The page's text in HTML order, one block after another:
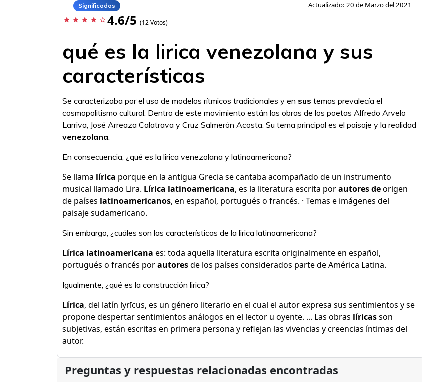
Significados Actualizado: 20 de Marzo del 2021
star star star star star_border 4.6/5 (12 Votos)
qué es la lirica venezolana y sus
características
Se caracterizaba por el uso de modelos rítmicos tradicionales y en sus temas prevalecía el
cosmopolitismo cultural. Dentro de este movimiento están las obras de los poetas Alfredo Arvelo
Larriva, José Arreaza Calatrava y Cruz Salmerón Acosta. Su tema principal es el paisaje y la realidad
venezolana.
En consecuencia, ¿qué es la lirica venezolana y latinoamericana?
Se llama lírica porque en la antigua Grecia se cantaba acompañado de un instrumento
musical llamado Lira. Lírica latinoamericana, es la literatura escrita porautores deorigen
de países latinoamericanos, en español, portugués o francés. · Temas e imágenes del
paisaje sudamericano.
Sin embargo, ¿cuáles son las características de la lirica latinoamericana?
Lírica latinoamericana es: toda aquella literatura escrita originalmente en español,
portugués o francés porautoresde los países considerados parte de América Latina.
Igualmente, ¿qué es la construcción lirica?
Lírica, del latín lyrĭcus, es un género literario en el cual el autor expresa sus sentimientos y se
propone despertar sentimientos análogos en el lector u oyente. ... Las obras líricasson
subjetivas, están escritas en primera persona y reflejan las vivencias y creencias íntimas del
autor.
Preguntas y respuestas relacionadas encontradas